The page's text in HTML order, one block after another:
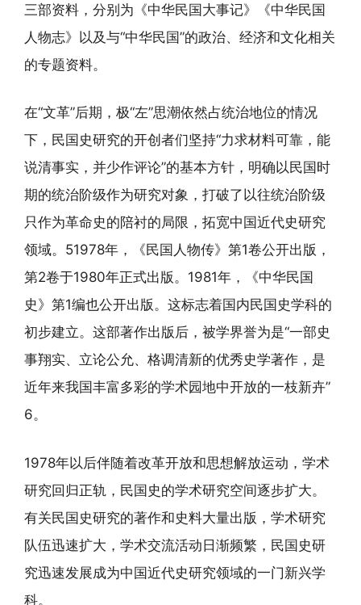
三部资料，分别为《中华民国大事记》《中华民国
人物志》以及与“中华民国”的政治、经济和文化相关
的专题资料。
在“文革”后期，极“左”思潮依然占统治地位的情况
下，民国史研究的开创者们坚持“力求材料可靠，能
说清事实，并少作评论”的基本方针，明确以民国时
期的统治阶级作为研究对象，打破了以往统治阶级
只作为革命史的陪衬的局限，拓宽中国近代史研究
领域。51978年，《民国人物传》第1卷公开出版，
第2卷于1980年正式出版。1981年，《中华民国
史》第1编也公开出版。这标志着国内民国史学科的
初步建立。这部著作出版后，被学界誉为是“一部史
事翔实、立论公允、格调清新的优秀史学著作，是
近年来我国丰富多彩的学术园地中开放的一枝新卉”
6。
1978年以后伴随着改革开放和思想解放运动，学术
研究回归正轨，民国史的学术研究空间逐步扩大。
有关民国史研究的著作和史料大量出版，学术研究
队伍迅速扩大，学术交流活动日渐频繁，民国史研
究迅速发展成为中国近代史研究领域的一门新兴学
科。